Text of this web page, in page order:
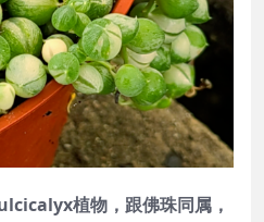
植物，跟佛珠同属，